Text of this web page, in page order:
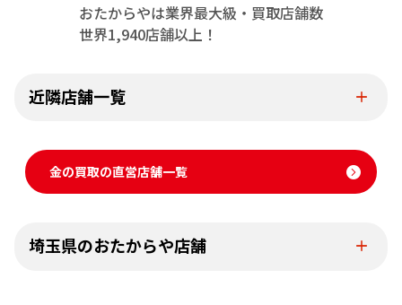
おたからやは業界最大級・買取店舗数
世界1,940店舗以上！
近隣店舗一覧
金の買取の直営店舗一覧
埼玉県のおたからや店舗